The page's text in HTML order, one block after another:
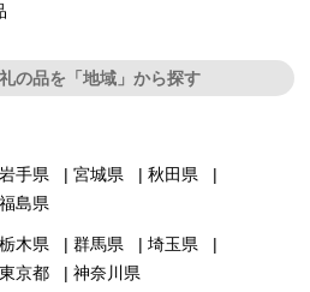
の品を「地域」から探す
岩手県 宮城県
秋田県
福島県
栃木県 群馬県
埼玉県
東京都 神奈川県